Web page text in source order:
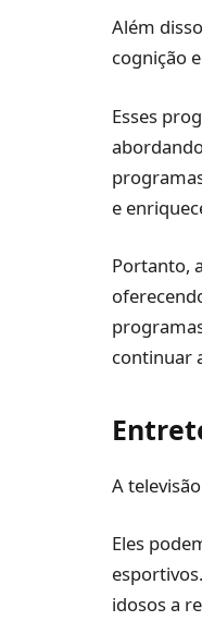
Além
cognição
Esses
e
Portanto,
continuar
A
Eles
idosos a